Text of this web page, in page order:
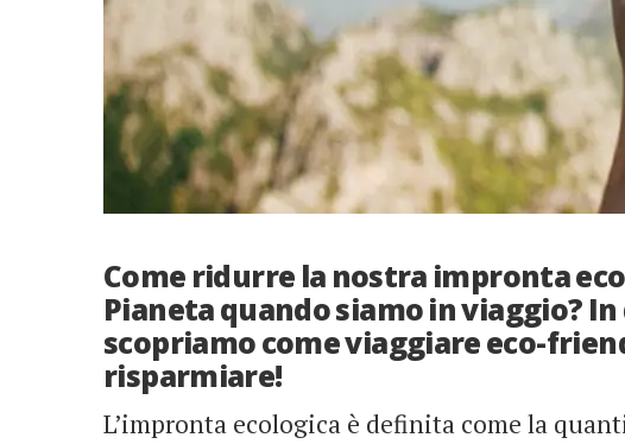
Come ridurre la nostra impronta
Pianeta quando siamo in viaggio?
scopriamo come viaggiare eco-
risparmiare!
L’impronta ecologica è definita come la